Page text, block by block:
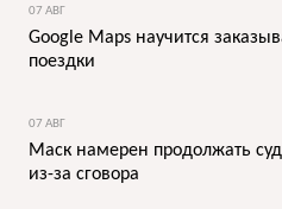
07 АВГ
Google Maps научится
поездки
07 АВГ
Маск намерен продолжать
из-за сговора